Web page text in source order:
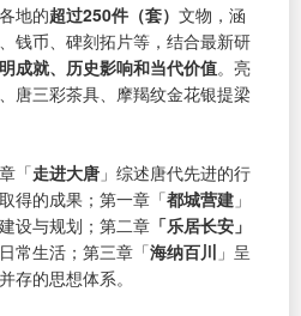
地的超过250件（套） 文物，涵
钱币、碑刻拓片等，结合最新研
成就、历史影响和当代价值。亮
唐三彩茶具、摩羯纹金花银提梁
「走进大唐 」综述唐代先进的行
得的成果；第一章「都城营建 」
设与规划；第二章 「乐居长安」
常生活；第三章「海纳百川 」呈
存的思想体系。